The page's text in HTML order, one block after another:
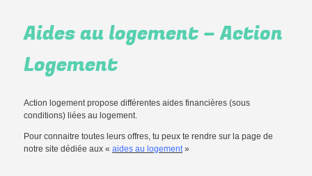
Aides au logement – Action
Logement
Action logement propose différentes aides financières (sous
conditions) liées au logement.
Pour connaitre toutes leurs offres, tu peux te rendre sur la page de
notre site dédiée aux «aides au logement»